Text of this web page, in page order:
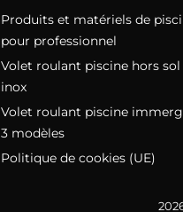
Produits et matériels de
pour professionnel
Volet roulant piscine hors sol
inox
Volet roulant piscine
3 modèles
Politique de cookies (UE)